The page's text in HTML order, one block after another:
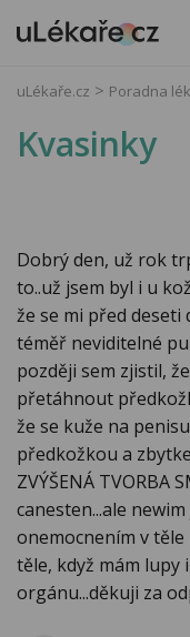
uLékaře.cz Poradna
Kvasinky
Dobrý den, už rok
to..už jsem byl i u
že se mi před deseti
téměř neviditelné
později sem zjistil,
přetáhnout
že se kuže na
předkožkou a
ZVÝŠENÁ TVORBA
canesten...ale
onemocnením v
těle, když mám lupy
orgánu...děkuji za